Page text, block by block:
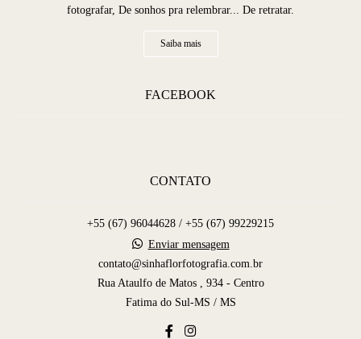
fotografar, De sonhos pra relembrar... De retratar.
Saiba mais
FACEBOOK
CONTATO
+55 (67) 96044628 / +55 (67) 99229215
Enviar mensagem
contato@sinhaflorfotografia.com.br
Rua Ataulfo de Matos , 934 - Centro
Fatima do Sul-MS / MS